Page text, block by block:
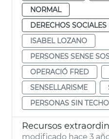
NORMAL
DERECHOS
ISABEL LOZANO
PERSONES SENSE
OPERACIÓ FRED
SENSELLARISME
PERSONAS SIN TECHO
modificado hace 3